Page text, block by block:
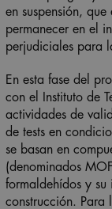
en suspensión,
permanecer en el
perjudiciales para
En esta fase del
con el Instituto de
actividades de
de tests en
se basan en
(denominados
formaldehídos y su
construcción.